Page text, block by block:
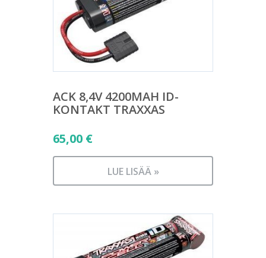
ACK 8,4V 4200MAH ID-
KONTAKT TRAXXAS
65,00 €
LUE LISÄÄ »